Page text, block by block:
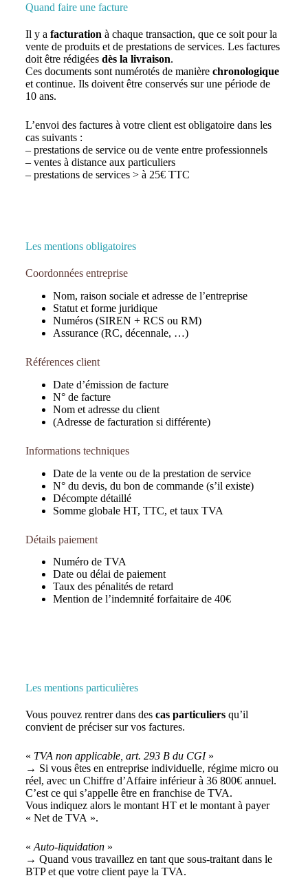
Quand faire une facture
Il y a facturation à chaque transaction, que ce soit pour la
vente de produits et de prestations de services. Les factures
doit être rédigées dès la livraison.
Ces documents sont numérotés de manière chronologique
et continue. Ils doivent être conservés sur une période de
10 ans.
L’envoi des factures à votre client est obligatoire dans les
cas suivants :
– prestations de service ou de vente entre professionnels
– ventes à distance aux particuliers
– prestations de services > à 25€ TTC
Les mentions obligatoires
Coordonnées entreprise
Nom, raison sociale et adresse de l’entreprise
Statut et forme juridique
Numéros (SIREN + RCS ou RM)
Assurance (RC, décennale, …)
Références client
Date d’émission de facture
N° de facture
Nom et adresse du client
(Adresse de facturation si différente)
Informations techniques
Date de la vente ou de la prestation de service
N° du devis, du bon de commande (s’il existe)
Décompte détaillé
Somme globale HT, TTC, et taux TVA
Détails paiement
Numéro de TVA
Date ou délai de paiement
Taux des pénalités de retard
Mention de l’indemnité forfaitaire de 40€
Les mentions particulières
Vous pouvez rentrer dans des cas particuliersqu’il
convient de préciser sur vos factures.
« TVA non applicable, art. 293 B du CGI»
→ Si vous êtes en entreprise individuelle, régime micro ou
réel, avec un Chiffre d’Affaire inférieur à 36 800€ annuel.
C’est ce qui s’appelle être en franchise de TVA.
Vous indiquez alors le montant HT et le montant à payer
« Net de TVA ».
«Auto-liquidation»
→ Quand vous travaillez en tant que sous-traitant dans le
BTP et que votre client paye la TVA.